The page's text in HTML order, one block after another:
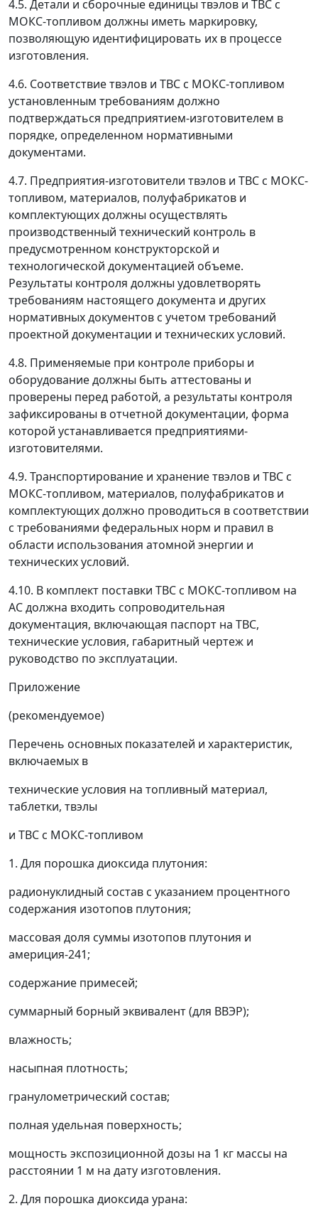
4.5. Детали и сборочные единицы твэлов и ТВС с
МОКС-топливом должны иметь маркировку,
позволяющую идентифицировать их в процессе
изготовления.
4.6. Соответствие твэлов и ТВС с МОКС-топливом
установленным требованиям должно
подтверждаться предприятием-изготовителем в
порядке, определенном нормативными
документами.
4.7. Предприятия-изготовители твэлов и ТВС с МОКС-
топливом, материалов, полуфабрикатов и
комплектующих должны осуществлять
производственный технический контроль в
предусмотренном конструкторской и
технологической документацией объеме.
Результаты контроля должны удовлетворять
требованиям настоящего документа и других
нормативных документов с учетом требований
проектной документации и технических условий.
4.8. Применяемые при контроле приборы и
оборудование должны быть аттестованы и
проверены перед работой, а результаты контроля
зафиксированы в отчетной документации, форма
которой устанавливается предприятиями-
изготовителями.
4.9. Транспортирование и хранение твэлов и ТВС с
МОКС-топливом, материалов, полуфабрикатов и
комплектующих должно проводиться в соответствии
с требованиями федеральных норм и правил в
области использования атомной энергии и
технических условий.
4.10. В комплект поставки ТВС с МОКС-топливом на
АС должна входить сопроводительная
документация, включающая паспорт на ТВС,
технические условия, габаритный чертеж и
руководство по эксплуатации.
Приложение
(рекомендуемое)
Перечень основных показателей и характеристик,
включаемых в
технические условия на топливный материал,
таблетки, твэлы
и ТВС с МОКС-топливом
1. Для порошка диоксида плутония:
радионуклидный состав с указанием процентного
содержания изотопов плутония;
массовая доля суммы изотопов плутония и
америция-241;
содержание примесей;
суммарный борный эквивалент (для ВВЭР);
влажность;
насыпная плотность;
гранулометрический состав;
полная удельная поверхность;
мощность экспозиционной дозы на 1 кг массы на
расстоянии 1 м на дату изготовления.
2. Для порошка диоксида урана: